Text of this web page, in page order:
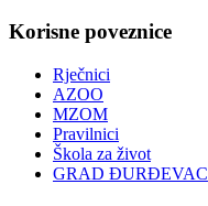
Korisne poveznice
Rječnici
AZOO
MZOM
Pravilnici
Škola za život
GRAD ĐURĐEVAC